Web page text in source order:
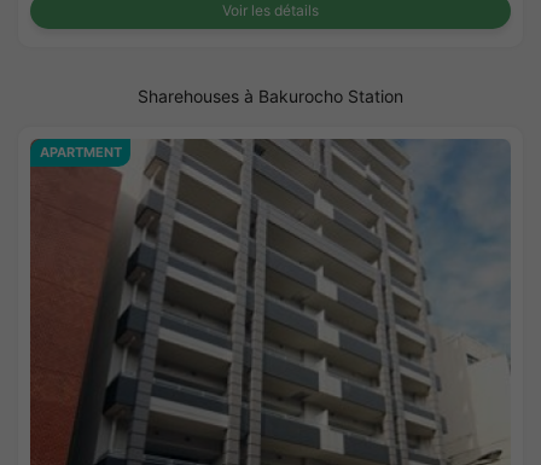
Voir les détails
Sharehouses à Bakurocho Station
APARTMENT